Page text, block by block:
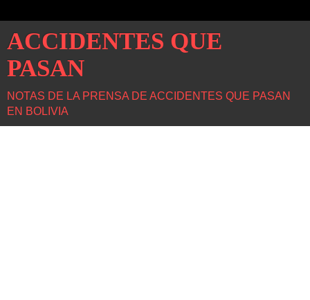
ACCIDENTES QUE
PASAN
NOTAS DE LA PRENSA DE ACCIDENTES QUE PASAN
EN BOLIVIA